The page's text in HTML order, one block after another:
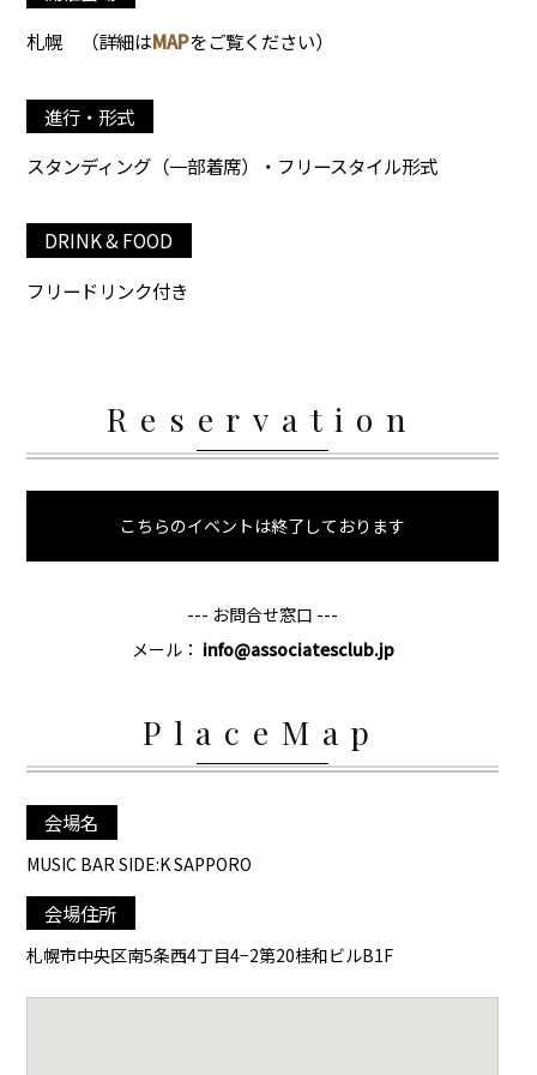
札幌
（詳細はMAPをご覧ください）
進行・形式
スタンディング（一部着席）・フリースタイル形式
DRINK & FOOD
フリードリンク付き
Reservation
こちらのイベントは終了しております
--- お問合せ窓口 ---
メール： info@associatesclub.jp
PlaceMap
会場名
MUSIC BAR SIDE:K SAPPORO
会場住所
札幌市中央区南5条西4丁目4−2第20桂和ビルB1F